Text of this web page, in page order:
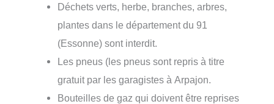
Déchets verts, herbe, branches, arbres,
plantes dans le département du 91
(Essonne) sont interdit.
Les pneus (les pneus sont repris à titre
gratuit par les garagistes à Arpajon.
Bouteilles de gaz qui doivent être reprises